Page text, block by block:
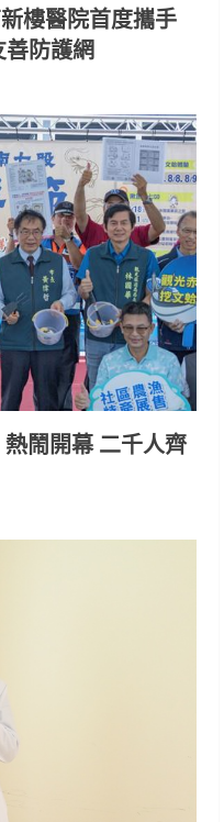
樓醫院首度攜手
防護網
熱鬧開幕 二千人齊